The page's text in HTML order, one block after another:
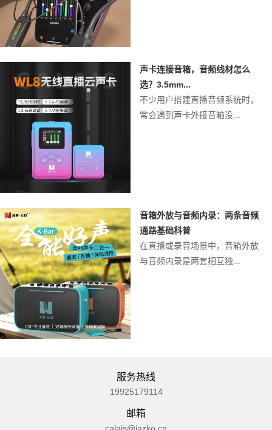
声卡连接音箱，音频线材怎么
选？3.5mm...
不少用户搭建直播音频系统时，
常会遇到声卡外接音箱没...
音箱外放与音频内录：两条音频
通路基础科普
在直播或录音场景中，音箱外放
与音频内录是两套相互独...
服务热线
19925179114
邮箱
calais@jazko.cn